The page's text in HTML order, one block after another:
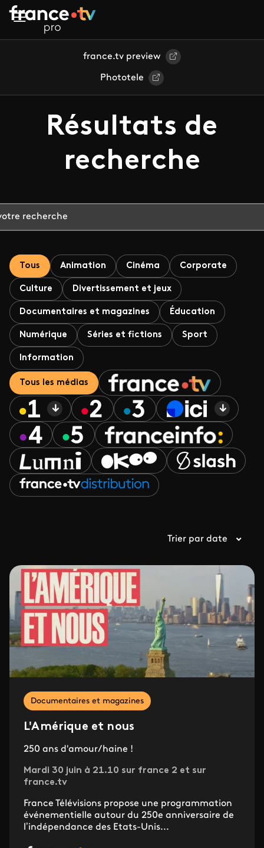
Aller au contenu principal
france.tv preview
Phototele
Résultats de
recherche
Tous Animation Cinéma Corporate
Culture Divertissement et jeux
Documentaires et magazines Éducation
Numérique Séries et fictions Sport
Information
Tous les médias
Trier par date
Documentaires et magazines
L'Amérique et nous
250 ans d'amour/haine !
Mardi 30 juin à 21.10 sur france 2 et sur
france.tv
France Télévisions propose une programmation
événementielle autour du 250e anniversaire de
l’indépendance des Etats-Unis...